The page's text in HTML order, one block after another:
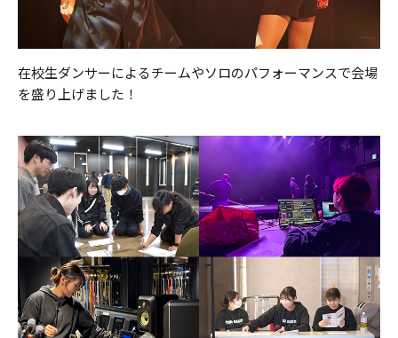
在校生ダンサーによるチームやソロのパフォーマンスで会場
を盛り上げました！